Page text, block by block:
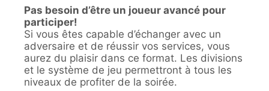
Pas besoin d’être un joueur avancé pour
participer!
Si vous êtes capable d’échanger avec un
adversaire et de réussir vos services, vous
aurez du plaisir dans ce format. Les divisions
et le système de jeu permettront à tous les
niveaux de profiter de la soirée.